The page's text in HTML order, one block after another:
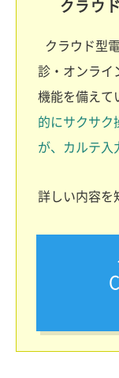
クラウ
クラウド型
診・オンライ
機能を備えて
的にサクサク
が、カルテ入
詳しい内容を